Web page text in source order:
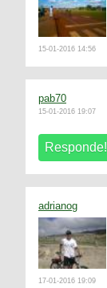
15-01-2016 14:56
pab70
15-01-2016 19:07
adrianog
17-01-2016 19:09